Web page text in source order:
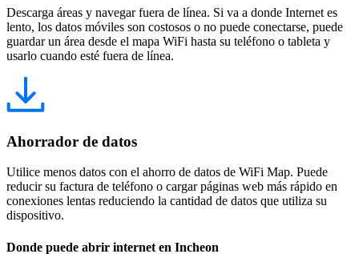
Descarga áreas y navegar fuera de línea. Si va a donde Internet es
lento, los datos móviles son costosos o no puede conectarse, puede
guardar un área desde el mapa WiFi hasta su teléfono o tableta y
usarlo cuando esté fuera de línea.
Ahorrador de datos
Utilice menos datos con el ahorro de datos de WiFi Map. Puede
reducir su factura de teléfono o cargar páginas web más rápido en
conexiones lentas reduciendo la cantidad de datos que utiliza su
dispositivo.
Donde puede abrir internet en Incheon